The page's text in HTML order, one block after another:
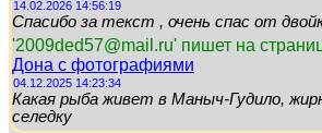
14.02.2026 14:56:19
Спасибо за текст , очень спас от
'2009ded57@mail.ru' пишет на
Дона с фотографиями
04.12.2025 14:23:34
Какая рыба живет в Маныч-Гудило,
селедку